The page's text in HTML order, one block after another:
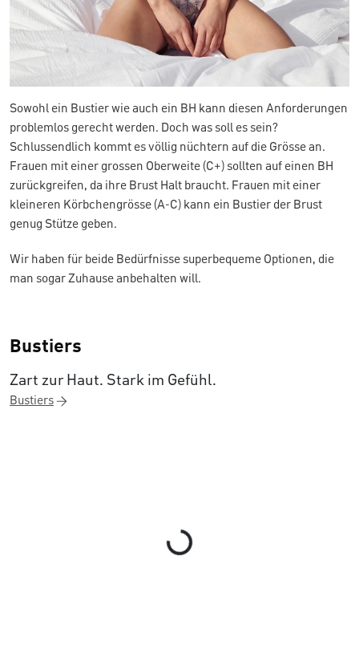
Sowohl ein Bustier wie auch ein BH kann diesen Anforderungen
problemlos gerecht werden. Doch was soll es sein?
Schlussendlich kommt es völlig nüchtern auf die Grösse an.
Frauen mit einer grossen Oberweite (C+) sollten auf einen BH
zurückgreifen, da ihre Brust Halt braucht. Frauen mit einer
kleineren Körbchengrösse (A-C) kann ein Bustier der Brust
genug Stütze geben.
Wir haben für beide Bedürfnisse superbequeme Optionen, die
man sogar Zuhause anbehalten will.
Bustiers
Zart zur Haut. Stark im Gefühl.
Bustiers
Loading...